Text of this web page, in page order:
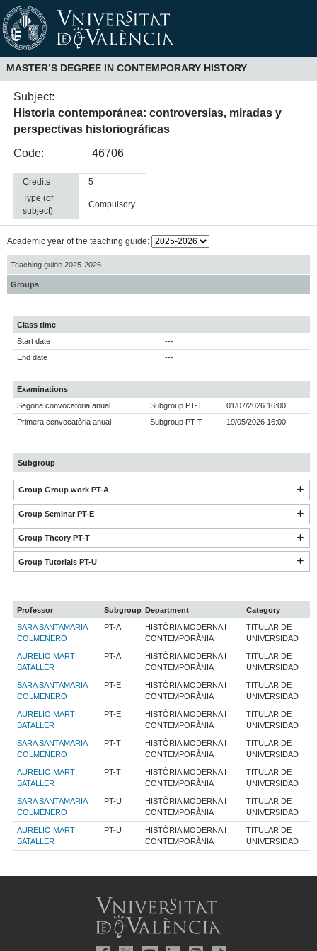
MASTER’S DEGREE IN CONTEMPORARY HISTORY
Subject:
Historia contemporánea: controversias, miradas y
perspectivas historiográficas
Code:
46706
Credits
5
Type (of
subject)
compulsory
Academic year of the teaching guide:
Teaching guide 2025-2026
Groups
Class time
Start date
---
End date
---
Examinations
Segona convocatòria anual
Subgroup PT-T
01/07/2026 16:00
Primera convocatòria anual
Subgroup PT-T 19/05/2026 16:00
Subgroup
Group Group work PT-A
Group Seminar PT-E
Group Theory PT-T
Group Tutorials PT-U
Professor Subgroup Department
Category
SARA SANTAMARIA
COLMENERO
PT-A
HISTÒRIA MODERNA I
CONTEMPORÀNIA
TITULAR DE
UNIVERSIDAD
AURELIO MARTI
BATALLER
PT-A
HISTÒRIA MODERNA I
CONTEMPORÀNIA
TITULAR DE
UNIVERSIDAD
SARA SANTAMARIA
COLMENERO
PT-E
HISTÒRIA MODERNA I
CONTEMPORÀNIA
TITULAR DE
UNIVERSIDAD
AURELIO MARTI
BATALLER
PT-E
HISTÒRIA MODERNA I
CONTEMPORÀNIA
TITULAR DE
UNIVERSIDAD
SARA SANTAMARIA
COLMENERO
PT-T
HISTÒRIA MODERNA I
CONTEMPORÀNIA
TITULAR DE
UNIVERSIDAD
AURELIO MARTI
BATALLER
PT-T
HISTÒRIA MODERNA I
CONTEMPORÀNIA
TITULAR DE
UNIVERSIDAD
SARA SANTAMARIA
COLMENERO
PT-U
HISTÒRIA MODERNA I
CONTEMPORÀNIA
TITULAR DE
UNIVERSIDAD
AURELIO MARTI
BATALLER
PT-U
HISTÒRIA MODERNA I
CONTEMPORÀNIA
TITULAR DE
UNIVERSIDAD